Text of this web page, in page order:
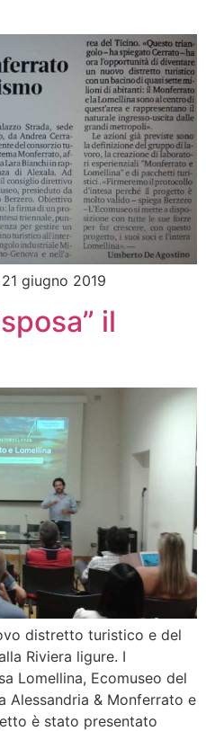
giugno 2019
il
distretto turistico e del
Riviera ligure. I
Lomellina, Ecomuseo del
Alessandria & Monferrato e
è stato presentato